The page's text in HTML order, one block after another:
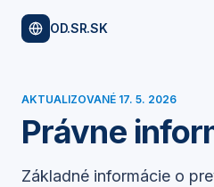
OD.SR.SK
AKTUALIZOVANÉ 17. 5. 2026
Právne
Základné informácie o